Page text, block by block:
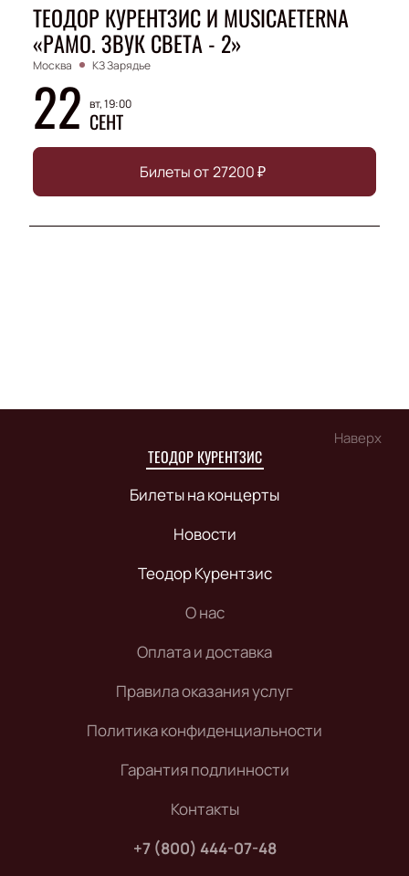
ТЕОДОР КУРЕНТЗИС И MUSICAETERNA
«РАМО. ЗВУК СВЕТА - 2»
Москва КЗ Зарядье
22 вт, 19:00
СЕНТ
Билеты от27200₽
Наверх
ТЕОДОР КУРЕНТЗИС
Билеты на концерты
Новости
Теодор Курентзис
О нас
Оплата и доставка
Правила оказания услуг
Политика конфиденциальности
Гарантия подлинности
Контакты
+7 (800) 444-07-48